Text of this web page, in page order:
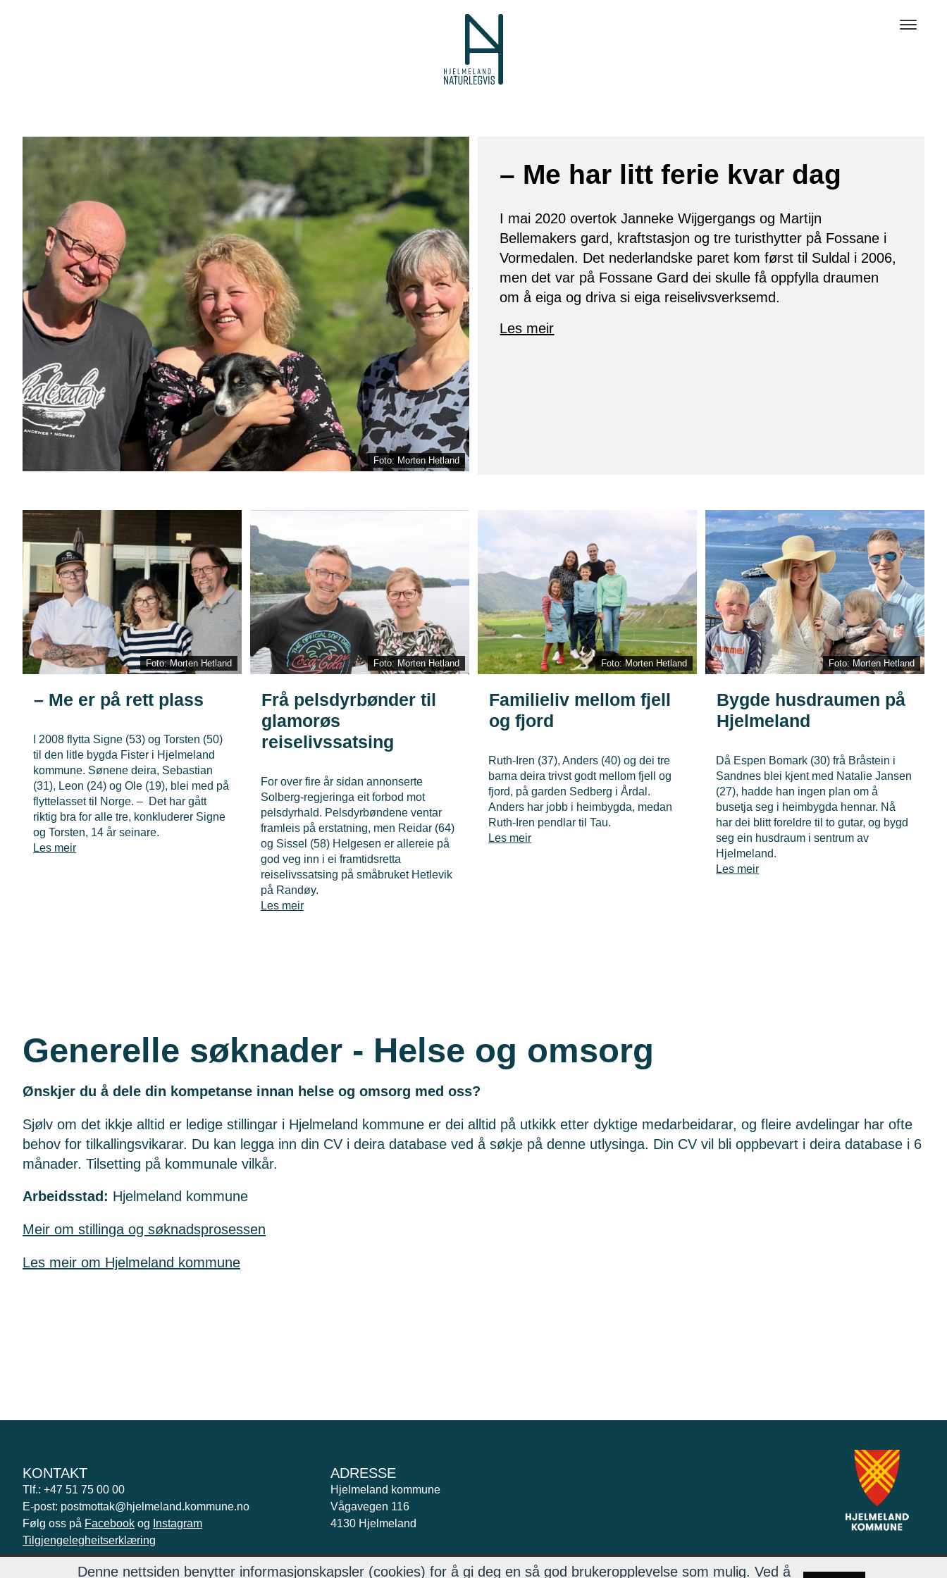
Foto: Morten Hetland
– Me har litt ferie kvar dag
I mai 2020 overtok Janneke Wijgergangs og Martijn
Bellemakers gard, kraftstasjon og tre turisthytter på Fossane i
Vormedalen. Det nederlandske paret kom først til Suldal i 2006,
men det var på Fossane Gard dei skulle få oppfylla draumen
om å eiga og driva si eiga reiselivsverksemd.
Les meir
Foto: Morten Hetland
– Me er på rett plass
I 2008 flytta Signe (53) og Torsten (50)
til den litle bygda Fister i Hjelmeland
kommune. Sønene deira, Sebastian
(31), Leon (24) og Ole (19), blei med på
flyttelasset til Norge. – Det har gått
riktig bra for alle tre, konkluderer Signe
og Torsten, 14 år seinare.
Les meir
Foto: Morten Hetland
Frå pelsdyrbønder til
glamorøs
reiselivssatsing
For over fire år sidan annonserte
Solberg-regjeringa eit forbod mot
pelsdyrhald. Pelsdyrbøndene ventar
framleis på erstatning, men Reidar (64)
og Sissel (58) Helgesen er allereie på
god veg inn i ei framtidsretta
reiselivssatsing på småbruket Hetlevik
på Randøy.
Les meir
Foto: Morten Hetland
Familieliv mellom fjell
og fjord
Ruth-Iren (37), Anders (40) og dei tre
barna deira trivst godt mellom fjell og
fjord, på garden Sedberg i Årdal.
Anders har jobb i heimbygda, medan
Ruth-Iren pendlar til Tau.
Les meir
Foto: Morten Hetland
Bygde husdraumen på
Hjelmeland
Då Espen Bomark (30) frå Bråstein i
Sandnes blei kjent med Natalie Jansen
(27), hadde han ingen plan om å
busetja seg i heimbygda hennar. Nå
har dei blitt foreldre til to gutar, og bygd
seg ein husdraum i sentrum av
Hjelmeland.
Les meir
Generelle søknader - Helse og omsorg
Ønskjer du å dele din kompetanse innan helse og omsorg med oss?
Sjølv om det ikkje alltid er ledige stillingar i Hjelmeland kommune er dei alltid på utkikk etter dyktige medarbeidarar, og fleire avdelingar har ofte
behov for tilkallingsvikarar. Du kan legga inn din CV i deira database ved å søkje på denne utlysinga. Din CV vil bli oppbevart i deira database i 6
månader. Tilsetting på kommunale vilkår.
Arbeidsstad: Hjelmeland kommune
Meir om stillinga og søknadsprosessen
Les meir om Hjelmeland kommune
KONTAKT
Tlf.: +47 51 75 00 00
E-post: postmottak@hjelmeland.kommune.no
Følg oss på Facebook og Instagram
Tilgjengelegheitserklæring
ADRESSE
Hjelmeland kommune
Vågavegen 116
4130 Hjelmeland
Denne nettsiden benytter informasjonskapsler (cookies) for å gi deg en så god brukeropplevelse som mulig. Ved å